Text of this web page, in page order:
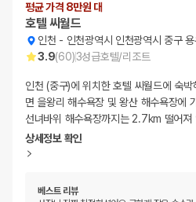
평균 가격 8만원 대
호텔 씨월드
인천 - 인천광역시 인천광역시 중구
3.9(60)3성급호텔/리조트
인천 (중구)에 위치한 호텔 씨월드에 숙
면 을왕리 해수욕장 및 왕산 해수욕장에
선녀바위 해수욕장까지는 2.7km 떨어
상세정보 확인
베스트 리뷰